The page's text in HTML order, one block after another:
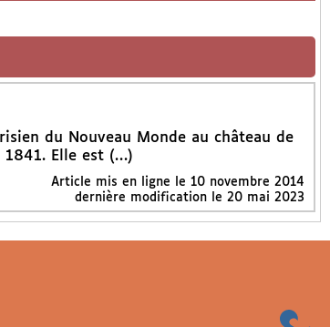
du Nouveau Monde au château de
1841. Elle est (…)
Article mis en ligne le 10 novembre 2014
dernière modification le 20 mai 2023